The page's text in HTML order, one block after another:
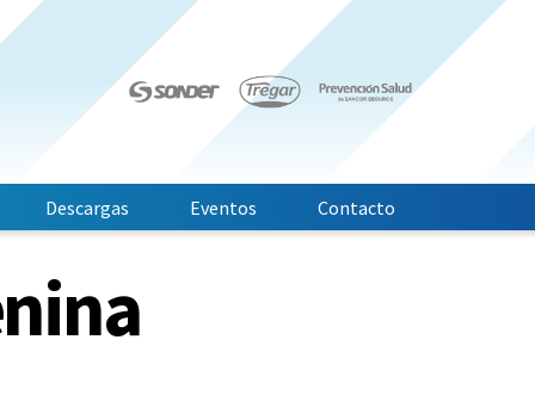
Descargas Eventos Contacto